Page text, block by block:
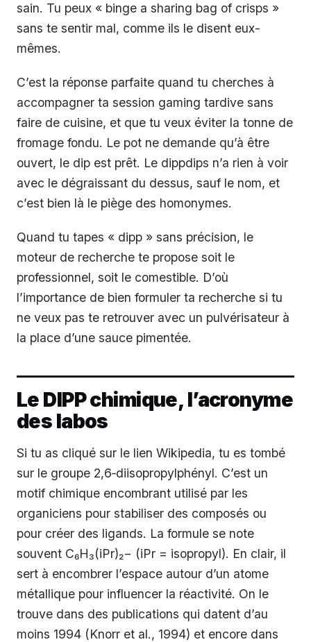
sain. Tu peux « binge a sharing bag of crisps »
sans te sentir mal, comme ils le disent eux-
mêmes.
C’est la réponse parfaite quand tu cherches à
accompagner ta session gaming tardive sans
faire de cuisine, et que tu veux éviter la tonne de
fromage fondu. Le pot ne demande qu’à être
ouvert, le dip est prêt. Le dippdips n’a rien à voir
avec le dégraissant du dessus, sauf le nom, et
c’est bien là le piège des homonymes.
Quand tu tapes « dipp » sans précision, le
moteur de recherche te propose soit le
professionnel, soit le comestible. D’où
l’importance de bien formuler ta recherche si tu
ne veux pas te retrouver avec un pulvérisateur à
la place d’une sauce pimentée.
Le DIPP chimique, l’acronyme
des labos
Si tu as cliqué sur le lien Wikipedia, tu es tombé
sur le groupe 2,6‑diisopropylphényl. C’est un
motif chimique encombrant utilisé par les
organiciens pour stabiliser des composés ou
pour créer des ligands. La formule se note
souvent C₆H₃(iPr)₂− (iPr = isopropyl). En clair, il
sert à encombrer l’espace autour d’un atome
métallique pour influencer la réactivité. On le
trouve dans des publications qui datent d’au
moins 1994 (Knorr et al., 1994) et encore dans